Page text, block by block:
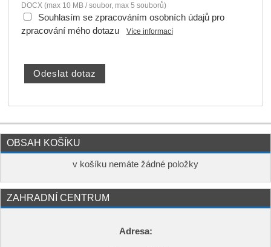
DOCX (max 10 MB / soubor, max 5 souborů)
Souhlasím se zpracováním osobních údajů pro
zpracování mého dotazu
Více informací
OBSAH KOŠÍKU
v košíku nemáte žádné položky
ZAHRADNÍ CENTRUM
Adresa: